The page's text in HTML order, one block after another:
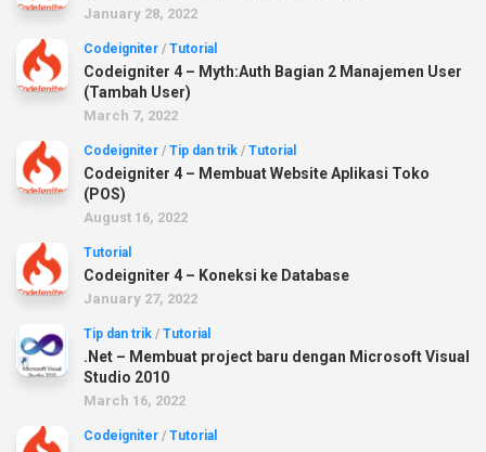
January 28, 2022
Codeigniter / Tutorial
Codeigniter 4 – Myth:Auth Bagian 2 Manajemen User
(Tambah User)
March 7, 2022
Codeigniter / Tip dan trik / Tutorial
Codeigniter 4 – Membuat Website Aplikasi Toko
(POS)
August 16, 2022
Tutorial
Codeigniter 4 – Koneksi ke Database
January 27, 2022
Tip dan trik / Tutorial
.Net – Membuat project baru dengan Microsoft Visual
Studio 2010
March 16, 2022
Codeigniter / Tutorial